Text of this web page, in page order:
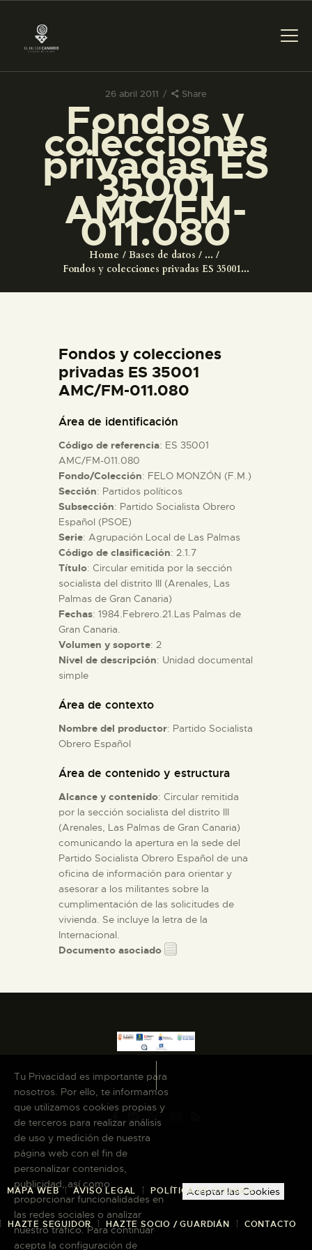
26 abril 2011 Share
Fondos y
colecciones
privadas ES
35001
AMC/FM-
011.080
Home Bases de datos
...
Fondos y colecciones privadas ES 35001...
PREPARAR LA VISITA
ACTIVIDADES
█
EL MUSEO
ESPAÑOL
ACTIVIDADES
█
EL MUSEO
COLECCIONES
DIDÁCTICA
ESPAÑOL
Fondos y colecciones
privadas ES 35001
AMC/FM-011.080
Área de identificación
Código de referencia: ES 35001
AMC/FM-011.080
Fondo/Colección: FELO MONZÓN (F.M.)
Sección: Partidos políticos
Subsección: Partido Socialista Obrero
Español (PSOE)
Serie: Agrupación Local de Las Palmas
Código de clasificación: 2.1.7
Título: Circular emitida por la sección
socialista del distrito III (Arenales, Las
Palmas de Gran Canaria)
Fechas: 1984.Febrero.21.Las Palmas de
Gran Canaria.
Volumen y soporte: 2
Nivel de descripción: Unidad documental
simple
Área de contexto
Nombre del productor: Partido Socialista
Obrero Español
Área de contenido y estructura
Alcance y contenido: Circular remitida
por la sección socialista del distrito III
(Arenales, Las Palmas de Gran Canaria)
comunicando la apertura en la sede del
Partido Socialista Obrero Español de una
oficina de información para orientar y
asesorar a los militantes sobre la
cumplimentación de las solicitudes de
vivienda. Se incluye la letra de la
Internacional.
Documento asociado
MAPA WEB AVISO LEGAL POLÍTICA DE COOKIES
HAZTE SEGUIDOR HAZTE SOCIO / GUARDIÁN CONTACTO
Tu Privacidad es importante para
nosotros. Por ello, te informamos
que utilizamos cookies propias y
de terceros para realizar análisis
de uso y medición de nuestra
página web con el fin de
personalizar contenidos,
publicidad, así como
proporcionar funcionalidades en
las redes sociales o analizar
nuestro tráfico. Para continuar
acepta la configuración de
Aceptar las Cookies